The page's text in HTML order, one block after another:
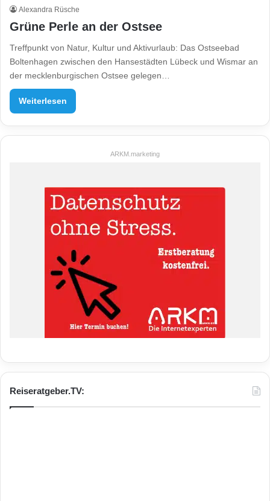
Alexandra Rüsche
Grüne Perle an der Ostsee
Treffpunkt von Natur, Kultur und Aktivurlaub: Das Ostseebad
Boltenhagen zwischen den Hansestädten Lübeck und Wismar an
der mecklenburgischen Ostsee gelegen…
Weiterlesen
ARKM.marketing
Reiseratgeber.TV: